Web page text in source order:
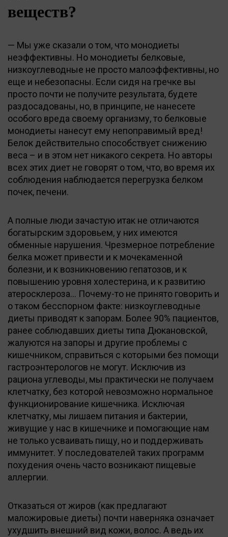
веществ?
— Мы уже сказали о том, что монодиеты
неэффективны. Но монодиеты белковые,
низкоуглеводные не просто малоэффективны, но
еще и небезопасны. Если сидя на гречке вы
просто почти не получите результата, будете
раздосадованы, но, в принципе, не нанесете
особого вреда своему организму, то белковые
монодиеты нанесут ему непоправимый вред!
Белок действительно способствует снижению
веса – и в этом нет никакого секрета. Но авторы
всех этих диет не говорят о том, что, во время их
соблюдения наблюдается перегрузка белком
почек, печени.
А полные люди зачастую итак не отличаются
богатырским здоровьем, у них имеются
обменные нарушения. Чрезмерное потребление
белка может привести и к мочекаменной
болезни, и к возникновению гепатозов, и к
повышению уровня холестерина, и к развитию
атеросклероза… Почему-то не принято говорить и
о таком бесспорном факте: низкоуглеводные
диеты приводят к запорам. Более 90% пациентов,
ранее соблюдавших диеты типа Дюкановской,
жалуются на запоры и другие проблемы с
кишечником, справиться с которыми без помощи
гастроэнтерологов не могут. Исключив из
рациона углеводы, мы практически не получаем
клетчатку, без которой невозможно нормальное
функционирование кишечника. Исключая
клетчатку, мы лишаем питания и бактерии,
живущие у нас в кишечнике и помогающие нам
не только усваивать пищу, но и поддерживать
иммунитет. У последователей таких программ
похудения очень часто возникают пищевые
аллергии.
Отказаться от жиров (как предлагают
маложировые диеты) почти наверняка означает
ухудшить внешний вид кожи, волос. А ведь их